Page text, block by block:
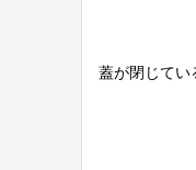
蓋が閉じてい